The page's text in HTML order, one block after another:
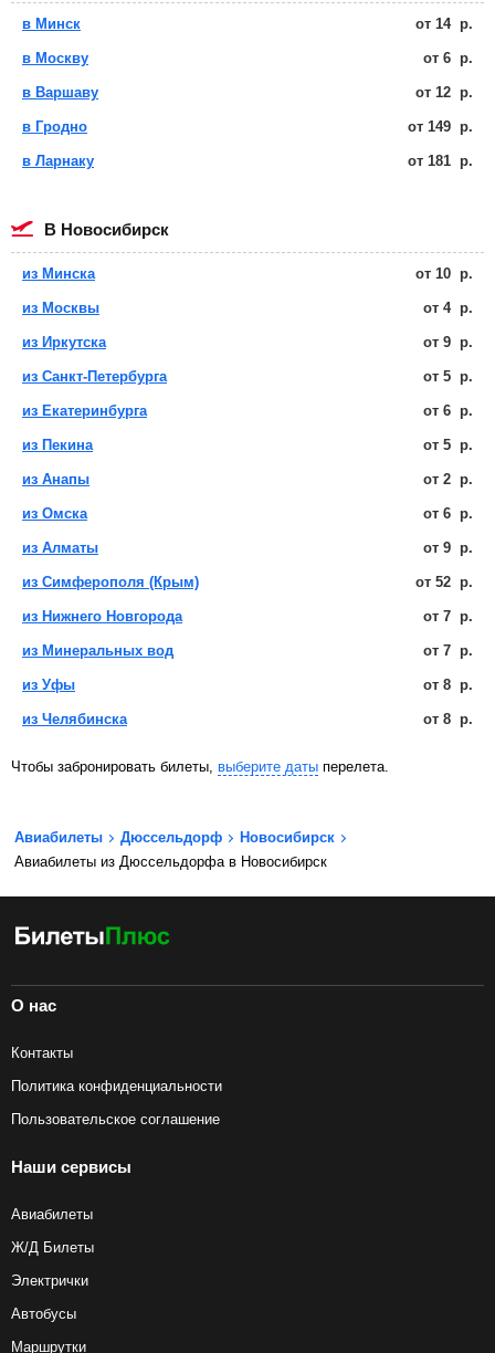
в Минск от 14 р.
в Москву от 6 р.
в Варшаву от 12 р.
в Гродно от 149 р.
в Ларнаку от 181 р.
в Новосибирск
из Минска от 10 р.
из Москвы от 4 р.
из Иркутска от 9 р.
из Санкт-Петербурга от 5 р.
из Екатеринбурга от 6 р.
из Пекина от 5 р.
из Анапы от 2 р.
из Омска от 6 р.
из Алматы от 9 р.
из Симферополя (Крым) от 52 р.
из Нижнего Новгорода от 7 р.
из Минеральных вод от 7 р.
из Уфы от 8 р.
из Челябинска от 8 р.
Чтобы забронировать билеты, выберите даты перелета.
Авиабилеты Дюссельдорф
Новосибирск
Авиабилеты из Дюссельдорфа в Новосибирск
О нас
Контакты
Политика конфиденциальности
Пользовательское соглашение
Наши сервисы
Авиабилеты
Ж/Д Билеты
Электрички
Автобусы
Маршрутки